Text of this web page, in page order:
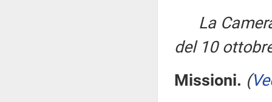
La
del 10
Missioni. (